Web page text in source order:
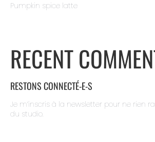
Pumpkin spice latte
RECENT
RESTONS CONNECTÉ-E-S
Je m’inscris à la newsletter pour ne rien
du studio.